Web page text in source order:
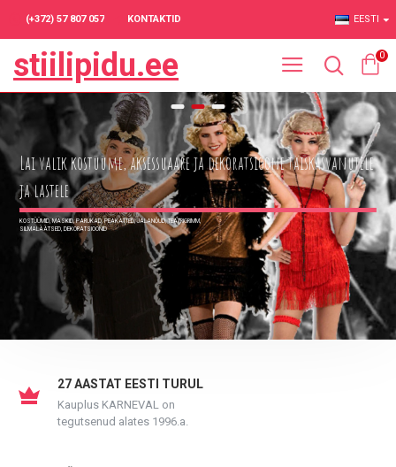
(+372) 57 807 057 KONTAKTID EESTI
stiilipidu.ee 0
Lai valik kostüüme, aksessuaare ja dekoratsioone täiskasvanutele
ja lastele
KOSTÜÜMID, MASKID, PARUKAD, PEAKATTED, JALANÕUD, TEATRIGRIMM,
SILMALÄÄTSED, DEKORATSIOONID
27 AASTAT EESTI TURUL
Kauplus KARNEVAL on
tegutsenud alates 1996.a.